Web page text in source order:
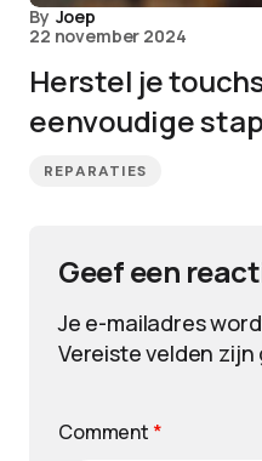
By Joep
22 november 2024
Herstel je
eenvoudige
REPARATIES
Geef een
Je e-mailadres
Vereiste velden
Comment *